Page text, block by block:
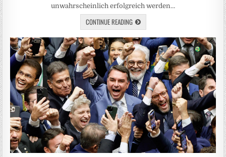
unwahrscheinlich erfolgreich werden…
CONTINUE READING